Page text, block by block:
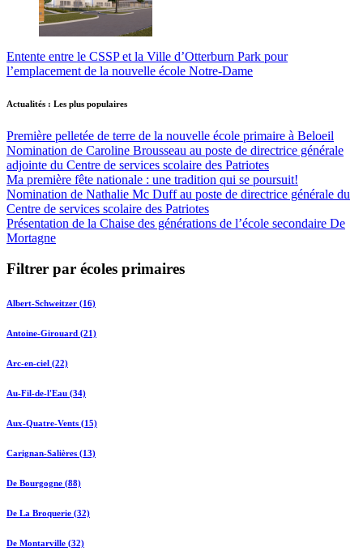
Entente entre le CSSP et la Ville d’Otterburn Park pour
l’emplacement de la nouvelle école Notre-Dame
Actualités : Les plus populaires
Première pelletée de terre de la nouvelle école primaire à Beloeil
Nomination de Caroline Brousseau au poste de directrice générale
adjointe du Centre de services scolaire des Patriotes
Ma première fête nationale : une tradition qui se poursuit!
Nomination de Nathalie Mc Duff au poste de directrice générale du
Centre de services scolaire des Patriotes
Présentation de la Chaise des générations de l’école secondaire De
Mortagne
Filtrer par écoles primaires
Albert-Schweitzer (16)
Antoine-Girouard (21)
Arc-en-ciel (22)
Au-Fil-de-l'Eau (34)
Aux-Quatre-Vents (15)
Carignan-Salières (13)
De Bourgogne (88)
De La Broquerie (32)
De Montarville (32)